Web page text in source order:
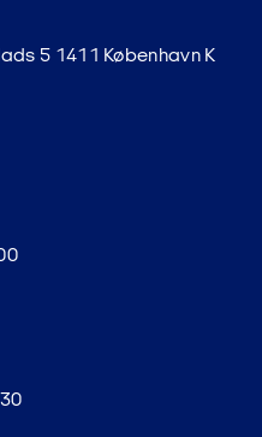
5 1411 København K